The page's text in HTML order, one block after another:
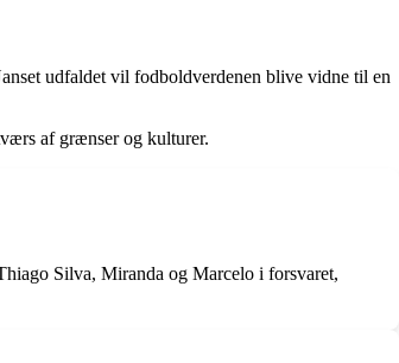
udfaldet vil fodboldverdenen blive vidne til en
af grænser og kulturer.
Silva, Miranda og Marcelo i forsvaret,